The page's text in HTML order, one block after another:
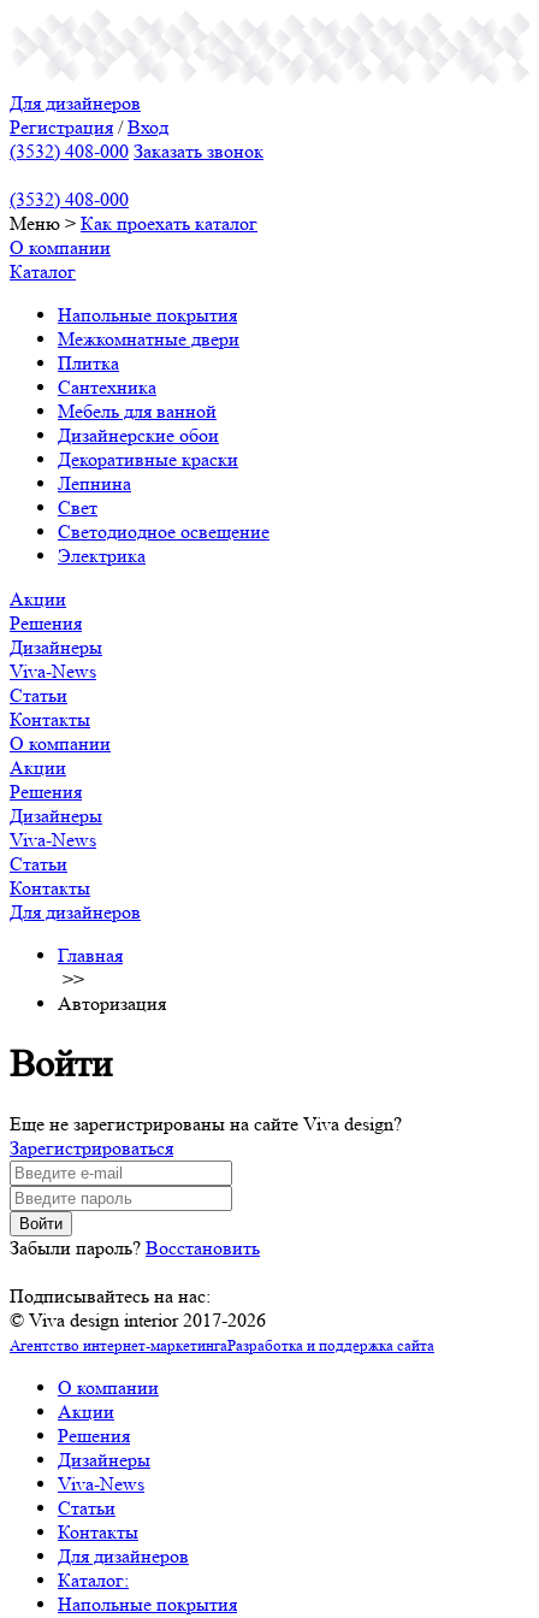
Для дизайнеров
Регистрация /Вход
(3532) 408-000 Заказать звонок
(3532) 408-000
Меню > Как проехать каталог
О компании
Каталог
Напольные покрытия
Межкомнатные двери
Плитка
Сантехника
Мебель для ванной
Дизайнерские обои
Декоративные краски
Лепнина
Свет
Светодиодное освещение
Электрика
Акции
Решения
Дизайнеры
Viva-News
Статьи
Контакты
О компании
Акции
Решения
Дизайнеры
Viva-News
Статьи
Контакты
Для дизайнеров
Главная
>>
Авторизация
Войти
Еще не зарегистрированы на сайте Viva design?
Зарегистрироваться
Забыли пароль? Восстановить
Подписывайтесь на нас:
© Viva design interior 2017-2026
Агентство интернет-маркетингаРазработка и поддержка сайта
О компании
Акции
Решения
Дизайнеры
Viva-News
Статьи
Контакты
Для дизайнеров
Каталог:
Напольные покрытия